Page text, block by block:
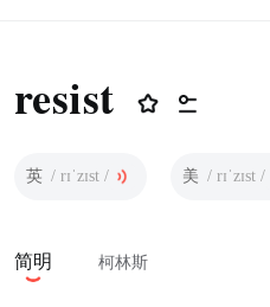
resist
英 / rɪˈzɪst / 美 / rɪˈzɪst /
简明 柯林斯